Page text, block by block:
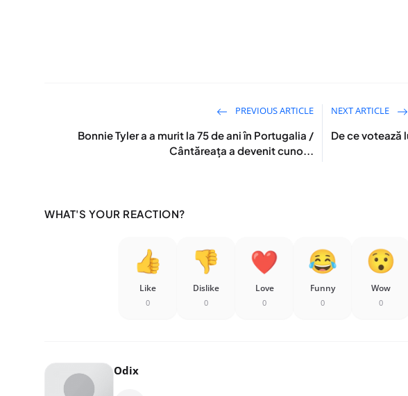
PREVIOUS ARTICLE
Bonnie Tyler a a murit la 75 de ani în Portugalia /
Cântăreața a devenit cuno...
NEXT ARTICLE
De ce votează
WHAT'S YOUR REACTION?
Like
0
Dislike
0
Love
0
Funny
0
Wow
0
Odix